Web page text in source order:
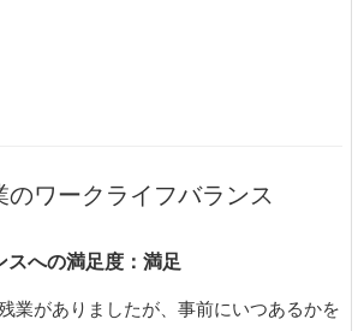
のワークライフバランス
スへの満足度：満足
業がありましたが、事前にいつあるかを